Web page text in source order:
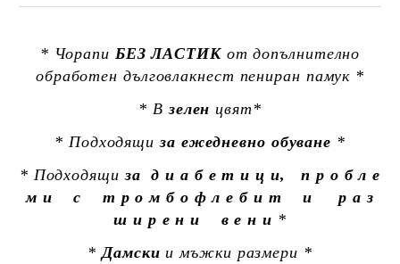
* Чорапи БЕЗ ЛАСТИКот допълнително
обработен дълговлакнест пениран памук *
* В зелен цвят*
* Подходящиза ежедневно обуване *
* Подходящиза д и а б е т и ц и, п р о б л е
м и с т р о м б о ф л е б и т и р а з
ш и р е н и в е н и *
*Дамски и мъжки размери *